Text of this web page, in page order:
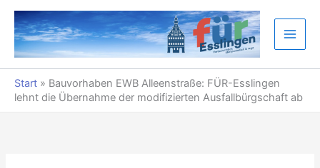
Zum
Inhalt
springen
Start » Bauvorhaben EWB Alleenstraße: FÜR-Esslingen
lehnt die Übernahme der modifizierten Ausfallbürgschaft ab